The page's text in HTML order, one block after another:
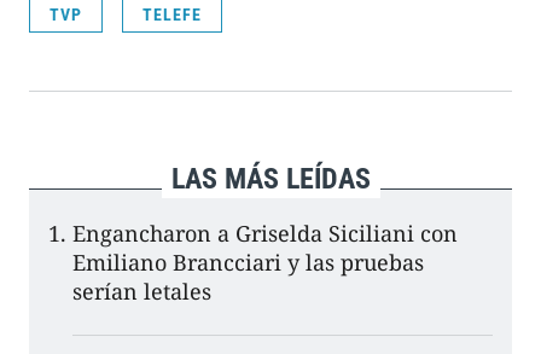
TVP TELEFE
LAS MÁS LEÍDAS
Engancharon a Griselda Siciliani con
Emiliano Brancciari y las pruebas
serían letales